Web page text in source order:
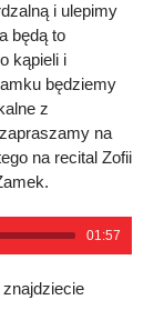
i ulepimy
będą to
kąpieli i
będziemy
z
na
na recital Zofii
01:57